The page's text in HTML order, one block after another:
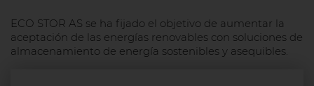
ECO STOR AS se ha fijado el objetivo de aumentar la
aceptación de las energías renovables con soluciones de
almacenamiento de energía sostenibles y asequibles.